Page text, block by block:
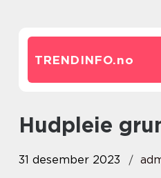
TRENDINFO.no
hudpleie
31 desember 2023